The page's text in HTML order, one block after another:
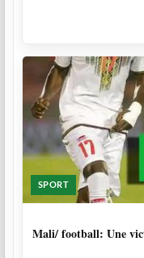
SPORT
Mali/ football: Une